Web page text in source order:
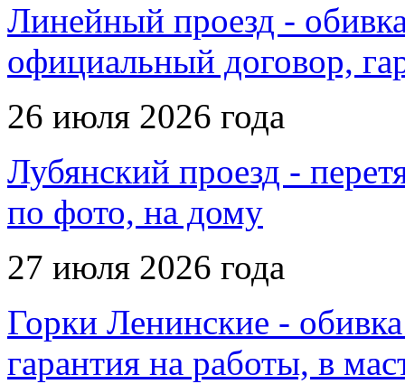
Линейный проезд -
официальный договор,
26 июля 2026 года
Лубянский проезд -
по фото, на дому
27 июля 2026 года
Горки Ленинские -
гарантия на работы, в